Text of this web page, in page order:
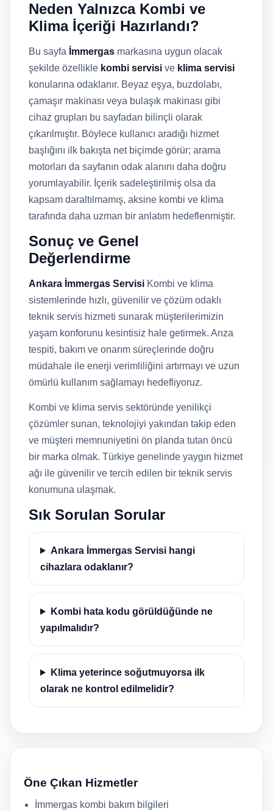
Neden Yalnızca Kombi ve
Klima İçeriği Hazırlandı?
Bu sayfa İmmergas markasına uygun olacak
şekilde özellikle kombi servisi ve klima servisi
konularına odaklanır. Beyaz eşya, buzdolabı,
çamaşır makinası veya bulaşık makinası gibi
cihaz grupları bu sayfadan bilinçli olarak
çıkarılmıştır. Böylece kullanıcı aradığı hizmet
başlığını ilk bakışta net biçimde görür; arama
motorları da sayfanın odak alanını daha doğru
yorumlayabilir. İçerik sadeleştirilmiş olsa da
kapsam daraltılmamış, aksine kombi ve klima
tarafında daha uzman bir anlatım hedeflenmiştir.
Sonuç ve Genel
Değerlendirme
Ankara İmmergas Servisi Kombi ve klima
sistemlerinde hızlı, güvenilir ve çözüm odaklı
teknik servis hizmeti sunarak müşterilerimizin
yaşam konforunu kesintisiz hale getirmek. Arıza
tespiti, bakım ve onarım süreçlerinde doğru
müdahale ile enerji verimliliğini artırmayı ve uzun
ömürlü kullanım sağlamayı hedefliyoruz.
Kombi ve klima servis sektöründe yenilikçi
çözümler sunan, teknolojiyi yakından takip eden
ve müşteri memnuniyetini ön planda tutan öncü
bir marka olmak. Türkiye genelinde yaygın hizmet
ağı ile güvenilir ve tercih edilen bir teknik servis
konumuna ulaşmak.
Sık Sorulan Sorular
Ankara İmmergas Servisi hangi
cihazlara odaklanır?
Kombi hata kodu görüldüğünde ne
yapılmalıdır?
Klima yeterince soğutmuyorsa ilk
olarak ne kontrol edilmelidir?
Öne Çıkan Hizmetler
İmmergas kombi bakım bilgileri